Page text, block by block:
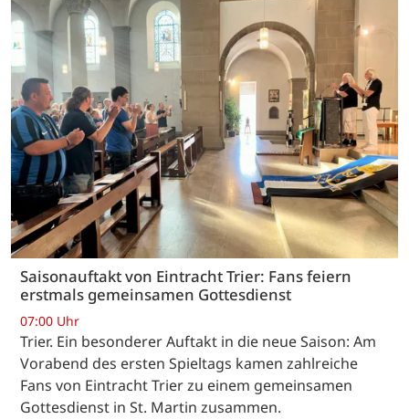
Saisonauftakt von Eintracht Trier: Fans feiern
erstmals gemeinsamen Gottesdienst
07:00 Uhr
Trier. Ein besonderer Auftakt in die neue Saison: Am
Vorabend des ersten Spieltags kamen zahlreiche
Fans von Eintracht Trier zu einem gemeinsamen
Gottesdienst in St. Martin zusammen.